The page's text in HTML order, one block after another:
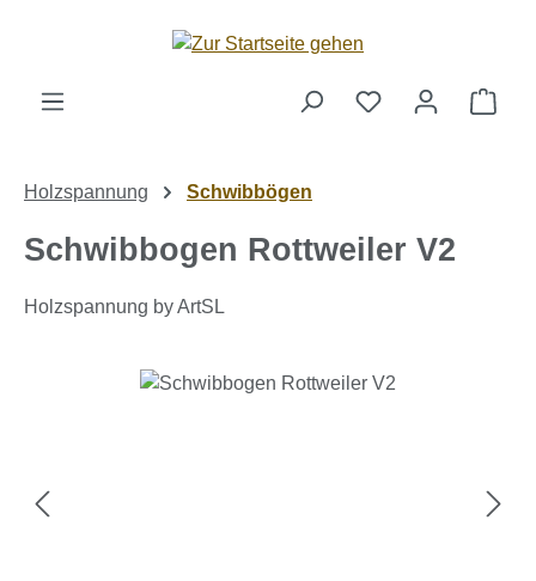
Zum Hauptinhalt springen
Holzspannung Schwibbögen
Schwibbogen Rottweiler V2
Holzspannung by ArtSL
Bildergalerie überspringen